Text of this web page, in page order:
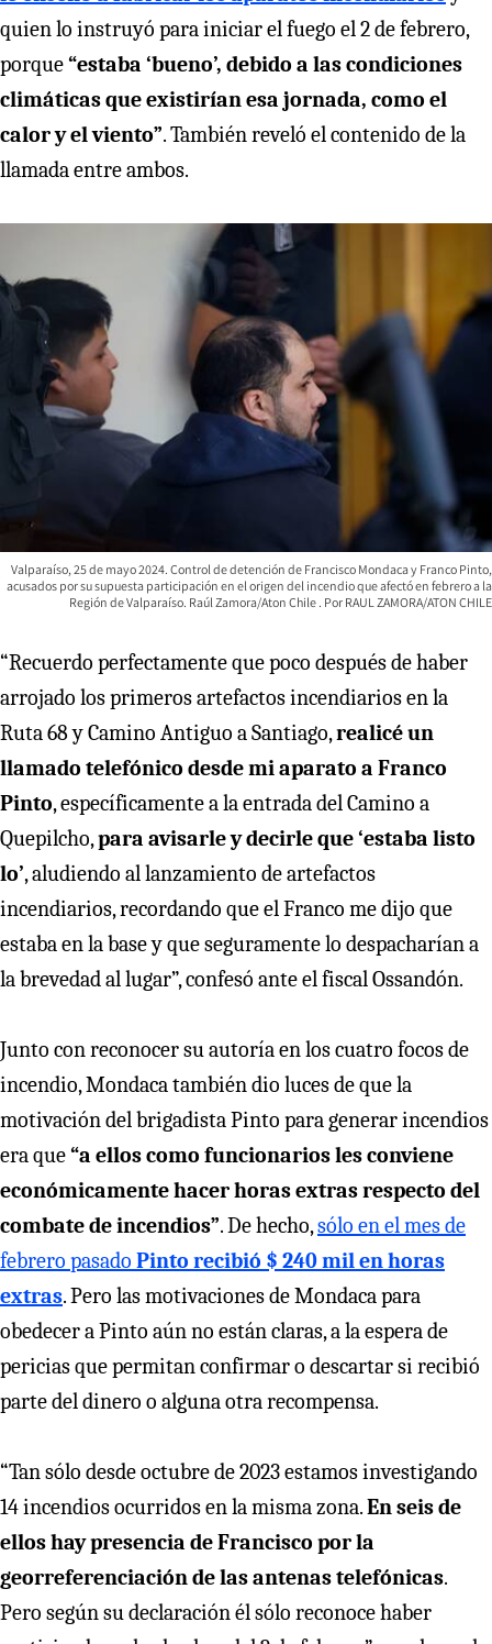
quien lo instruyó para iniciar el fuego el 2 de febrero,
porque“estaba ‘bueno’, debido a las condiciones
climáticas que existirían esa jornada, como el
calor y el viento”. También reveló el contenido de la
llamada entre ambos.
Valparaíso, 25 de mayo 2024. Control de detención de Francisco Mondaca y Franco Pinto,
acusados por su supuesta participación en el origen del incendio que afectó en febrero a la
Región de Valparaíso. Raúl Zamora/Aton Chile
RAUL ZAMORA/ATON CHILE
“Recuerdo perfectamente que poco después de haber
arrojado los primeros artefactos incendiarios en la
Ruta 68 y Camino Antiguo a Santiago,realicé un
llamado telefónico desde mi aparato a Franco
Pinto, específicamente a la entrada del Camino a
Quepilcho,para avisarle y decirle que ‘estaba listo
lo’, aludiendo al lanzamiento de artefactos
incendiarios, recordando que el Franco me dijo que
estaba en la base y que seguramente lo despacharían a
la brevedad al lugar”, confesó ante el fiscal Ossandón.
Junto con reconocer su autoría en los cuatro focos de
incendio, Mondaca también dio luces de que la
motivación del brigadista Pinto para generar incendios
era que“a ellos como funcionarios les conviene
económicamente hacer horas extras respecto del
combate de incendios”. De hecho,sólo en el mes de
febrero pasado Pinto recibió $ 240 mil en horas
extras. Pero las motivaciones de Mondaca para
obedecer a Pinto aún no están claras, a la espera de
pericias que permitan confirmar o descartar si recibió
parte del dinero o alguna otra recompensa.
“Tan sólo desde octubre de 2023 estamos investigando
14 incendios ocurridos en la misma zona.En seis de
ellos hay presencia de Francisco por la
georreferenciación de las antenas telefónicas.
Pero según su declaración él sólo reconoce haber